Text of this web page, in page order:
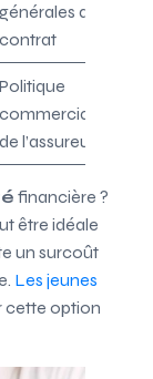
générales du
contrat
Politique
commerciale
de l’assureur
financière ?
être idéale
un surcoût
Les jeunes
cette option